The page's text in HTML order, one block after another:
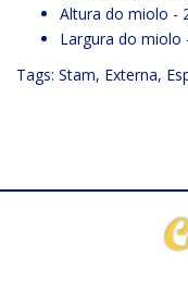
Altura do miolo -
Largura do miolo
Tags: Stam, Externa,